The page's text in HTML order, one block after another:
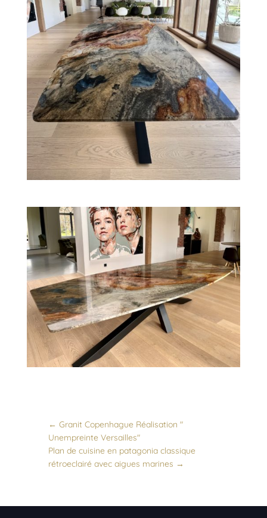
← Granit Copenhague Réalisation "
Unempreinte Versailles"
Plan de cuisine en patagonia classique
rétroeclairé avec aigues marines →